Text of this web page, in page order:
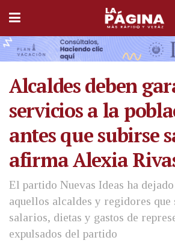
Alcaldes deben
servicios a la
antes que subirse
afirma Alexia
El partido Nuevas Ideas ha
aquellos alcaldes y regidores que
salarios, dietas y gastos de
expulsados del partido